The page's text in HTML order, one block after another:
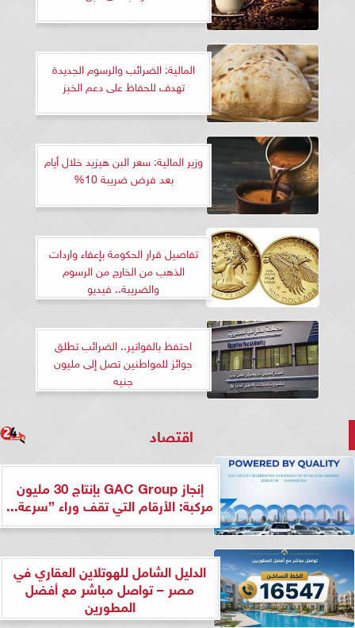
المالية: الضرائب والرسوم الجديدة
تهدف للحفاظ على دعم الخبز
وزير المالية: سعر البن هيزيد خلال أيام
بعد فرض ضريبة 10%
تفاصيل قرار الحكومة بإعفاء واردات
الذهب من الخارج من الرسوم
والضريبة.. فيديو
احتفظ بالفواتير.. الضرائب تطلق
جوائز للمواطنين تصل إلى مليون
جنيه
اقتصاد
إنجاز GAC Group بإنتاج 30 مليون
مركبة: الأرقام التي تقف وراء ”سرعة...
الدليل الشامل للهوتلاين العقاري في
مصر – تواصل مباشر مع أفضل
المطورين